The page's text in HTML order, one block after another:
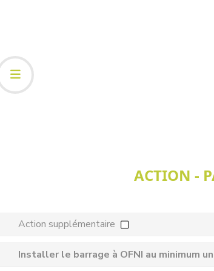
ACTION -
Action supplémentaire
Installer le barrage à OFNI au minimum